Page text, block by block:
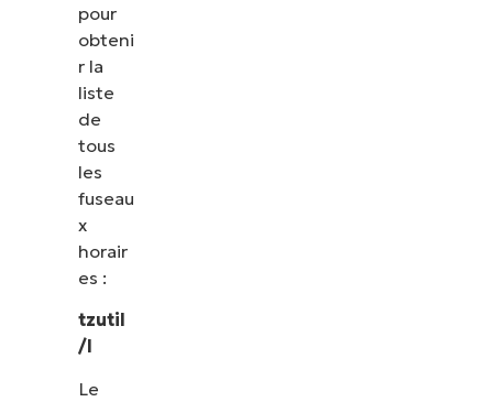
pour
obteni
r la
liste
de
tous
les
fuseau
x
horair
es :
tzutil
/l
Le